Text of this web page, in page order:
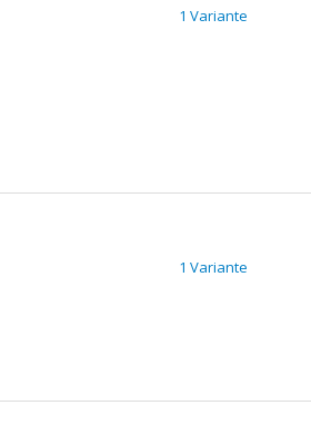
1 Variante
1 Variante